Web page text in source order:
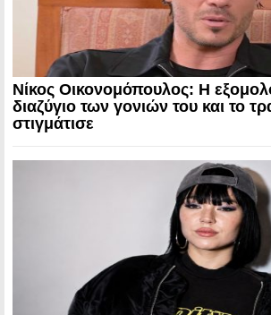
Νίκος Οικονομόπουλος: Η
διαζύγιο των γονιών του και το
στιγμάτισε